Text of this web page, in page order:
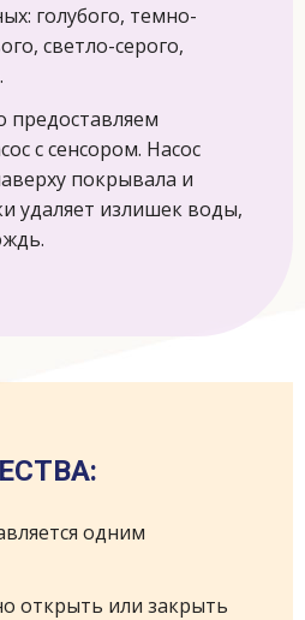
голубого, темно-
светло-серого,
предоставляем
с сенсором. Насос
покрывала и
удаляет излишек воды,
одним
открыть или закрыть